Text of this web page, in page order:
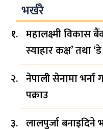
भर्खरै
महालक्ष्मी विकास
स्याहार कक्ष’ तथा
नेपाली सेनामा भर्ना
पक्राउ
लालपुर्जा